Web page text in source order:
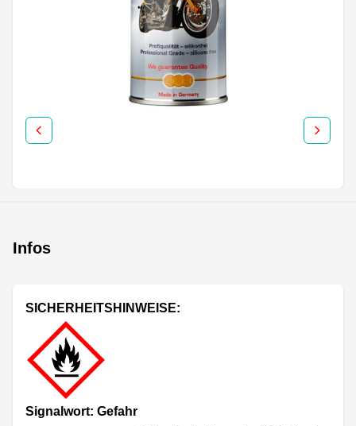
Infos
SICHERHEITSHINWEISE:
Signalwort: Gefahr